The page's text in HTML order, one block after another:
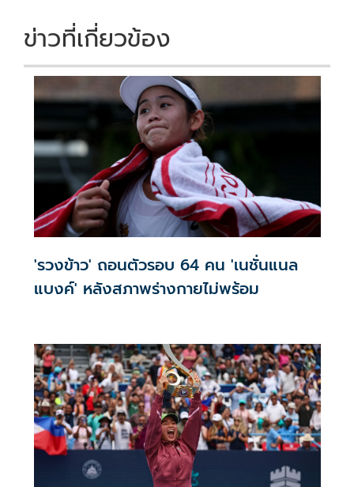
k k
ข่าวที่เกี่ยวข้อง
'รวงข้าว' ถอนตัวรอบ 64 คน 'เนชั่นแนล
แบงค์' หลังสภาพร่างกายไม่พร้อม